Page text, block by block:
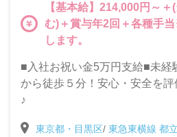
【基本給】214,000円～
む)＋賞与年2回＋各種手
します。
■入社お祝い金5万円支給■未経
から徒歩５分！安心・安全を
♪
東京都・目黒区/ 東急東横線 都